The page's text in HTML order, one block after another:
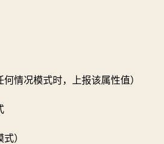
情况模式时，上报该属性值）
）